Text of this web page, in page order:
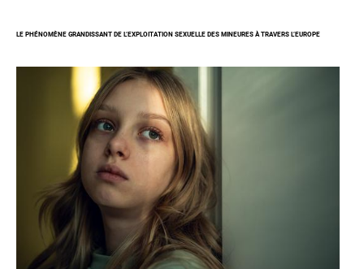
de
sur
l'exploitation
sexuelle
en
France
2025
LE PHÉNOMÈNE GRANDISSANT DE L’EXPLOITATION SEXUELLE DES MINEURES À TRAVERS L’EUROPE